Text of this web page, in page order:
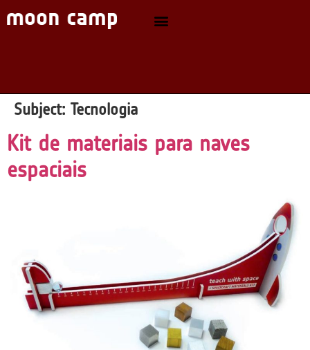
Subject: Tecnologia
Kit de materiais para naves
espaciais